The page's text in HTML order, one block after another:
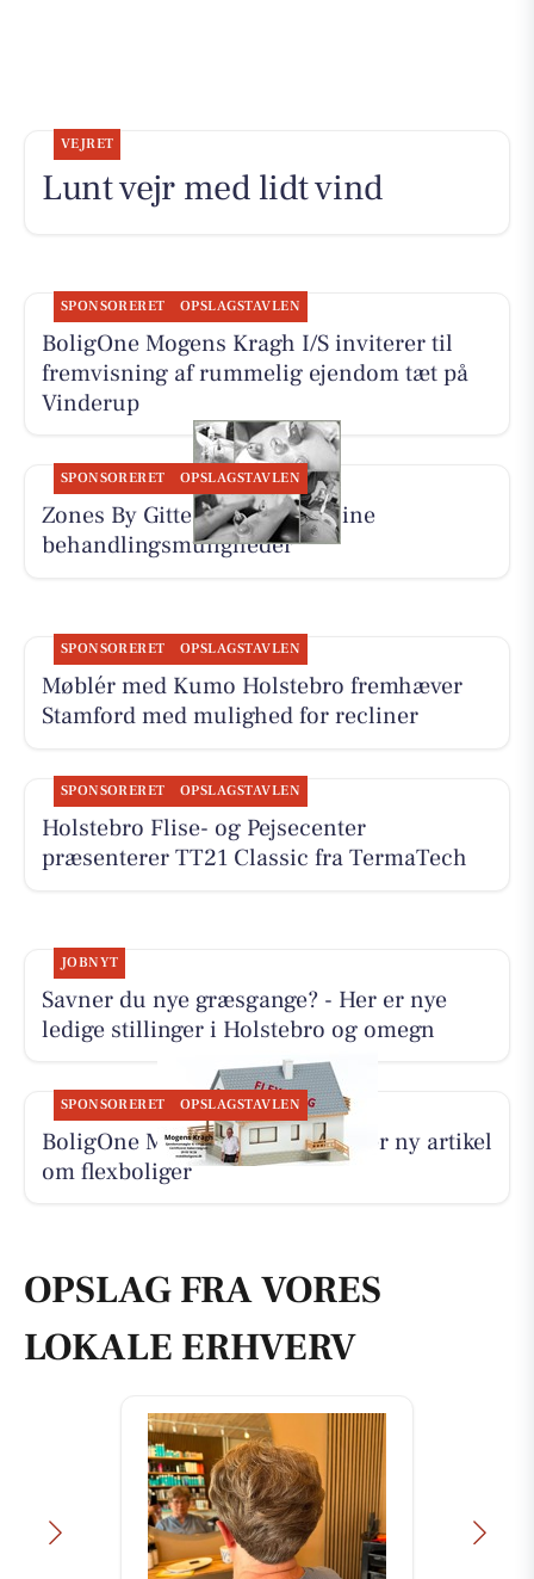
VEJRET
Lunt vejr med lidt vind
SPONSORERET OPSLAGSTAVLEN
BoligOne Mogens Kragh I/S inviterer til
fremvisning af rummelig ejendom tæt på
Vinderup
SPONSORERET OPSLAGSTAVLEN
Zones By Gitte præsenterer sine
behandlingsmuligheder
SPONSORERET OPSLAGSTAVLEN
Møblér med Kumo Holstebro fremhæver
Stamford med mulighed for recliner
SPONSORERET OPSLAGSTAVLEN
Holstebro Flise- og Pejsecenter
præsenterer TT21 Classic fra TermaTech
JOBNYT
Savner du nye græsgange? - Her er nye
ledige stillinger i Holstebro og omegn
SPONSORERET OPSLAGSTAVLEN
BoligOne Mogens Kragh I/S deler ny artikel
om flexboliger
OPSLAG FRA VORES
LOKALE ERHVERV